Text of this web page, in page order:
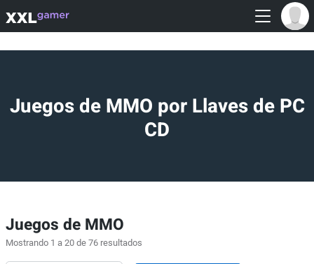
Juegos de MMO por Llaves de PC
CD
Juegos de MMO
Mostrando 1 a 20 de 76 resultados